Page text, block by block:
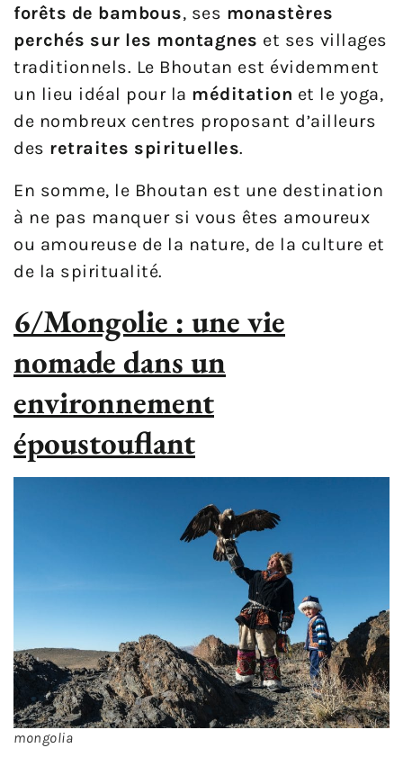
forêts de bambous, ses monastères
perchés sur les montagnes et ses villages
traditionnels. Le Bhoutan est évidemment
un lieu idéal pour la méditation et le yoga,
de nombreux centres proposant d’ailleurs
des retraites spirituelles.
En somme, le Bhoutan est une destination
à ne pas manquer si vous êtes amoureux
ou amoureuse de la nature, de la culture et
de la spiritualité.
6/Mongolie : une vie
nomade dans un
environnement
époustouflant
mongolia